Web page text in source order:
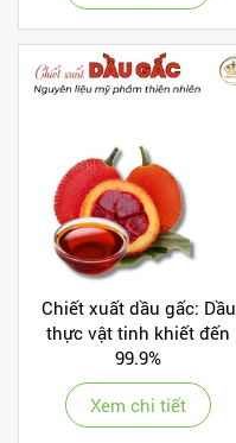
Chiết xuất dầu gấc: Dầu
thực vật tinh khiết đến
99.9%
Xem chi tiết